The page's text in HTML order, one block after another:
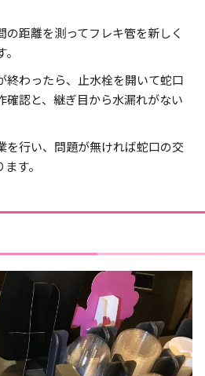
距離を測ってフレキ管を新しく
終わったら、止水栓を開いて蛇口
確認と、継ぎ目から水漏れがない
を行い、問題が無ければ蛇口の交
す。